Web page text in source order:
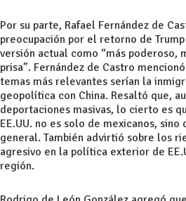
Por su parte, Rafael Fernández de
preocupación por el retorno de
versión actual como “más poderoso,
prisa”. Fernández de Castro
temas más relevantes serían la
geopolítica con China. Resaltó que,
deportaciones masivas, lo cierto es
EE.UU. no es solo de mexicanos,
general. También advirtió sobre los
agresivo en la política exterior de
región.